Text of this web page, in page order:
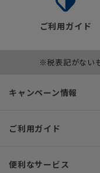
ご利用ガイド
※税表記がない
キャンペーン情報
ご利用ガイド
便利なサービス